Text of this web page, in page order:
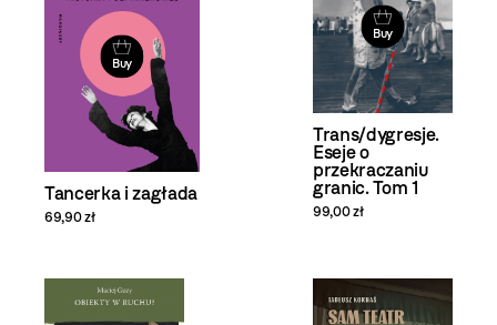
Buy
Tancerka i zagłada
69,90 zł
Buy
Trans/dygresje.
Eseje o
przekraczaniu
granic. Tom 1
99,00 zł